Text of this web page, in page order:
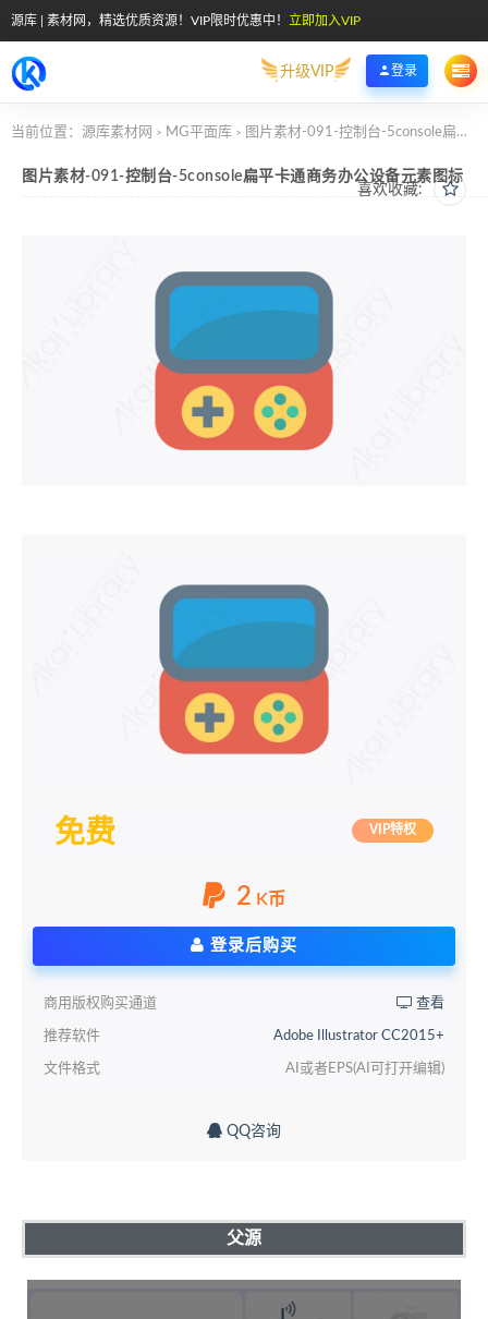
源库 | 素材网，精选优质资源！VIP限时优惠中！ 立即加入VIP
升级VIP 登录
当前位置： 源库素材网 > MG平面库 > 图片素材-091-控制台-5console扁平卡通商务办公设备元素图标
喜欢收藏:
图片素材-091-控制台-5console扁平卡通商务办公设备元素图标
免费 VIP特权
2 K币
登录后购买
商用版权购买通道 查看
推荐软件 Adobe Illustrator CC2015+
文件格式 AI或者EPS(AI可打开编辑)
QQ咨询
父源